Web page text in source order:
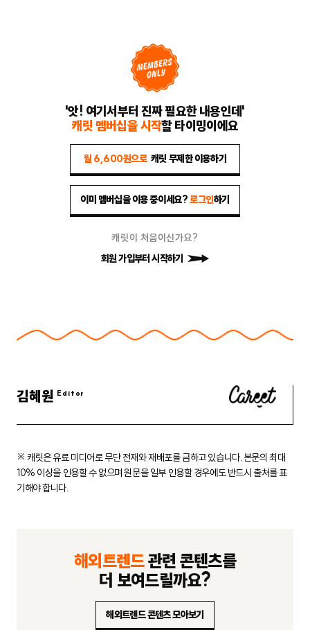
'앗! 여기서부터 진짜 필요한 내용인데'
캐릿 멤버십을 시작할 타이밍이에요
월 6,600원으로 캐릿 무제한 이용하기
이미 멤버십을 이용 중이세요?로그인하기
캐릿이 처음이신가요?
회원 가입부터 시작하기
김혜원
※ 캐릿은 유료 미디어로 무단 전재와 재배포를 금하고 있습니다. 본문의 최대
10% 이상을 인용할 수 없으며 원문을 일부 인용할 경우에도반드시 출처를 표
기해야 합니다.
해외트렌드관련 콘텐츠를
더 보여드릴까요?
해외트렌드 콘텐츠 모아보기